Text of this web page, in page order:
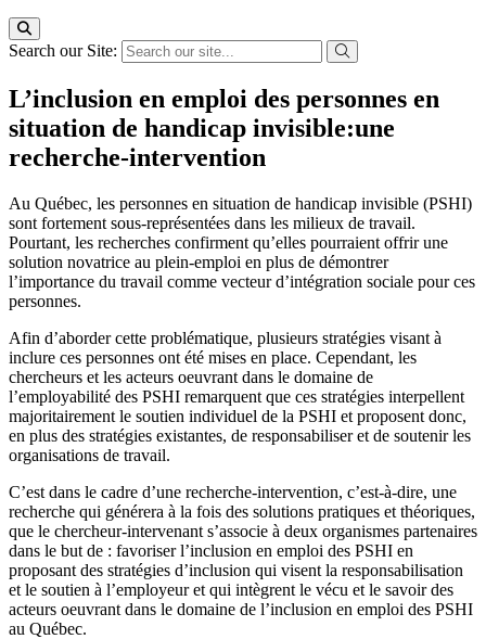
Search our Site:
L’inclusion en emploi des personnes en
situation de handicap invisible:une
recherche-intervention
Au Québec, les personnes en situation de handicap invisible (PSHI)
sont fortement sous-représentées dans les milieux de travail.
Pourtant, les recherches confirment qu’elles pourraient offrir une
solution novatrice au plein-emploi en plus de démontrer
l’importance du travail comme vecteur d’intégration sociale pour ces
personnes.
Afin d’aborder cette problématique, plusieurs stratégies visant à
inclure ces personnes ont été mises en place. Cependant, les
chercheurs et les acteurs oeuvrant dans le domaine de
l’employabilité des PSHI remarquent que ces stratégies interpellent
majoritairement le soutien individuel de la PSHI et proposent donc,
en plus des stratégies existantes, de responsabiliser et de soutenir les
organisations de travail.
C’est dans le cadre d’une recherche-intervention, c’est-à-dire, une
recherche qui générera à la fois des solutions pratiques et théoriques,
que le chercheur-intervenant s’associe à deux organismes partenaires
dans le but de : favoriser l’inclusion en emploi des PSHI en
proposant des stratégies d’inclusion qui visent la responsabilisation
et le soutien à l’employeur et qui intègrent le vécu et le savoir des
acteurs oeuvrant dans le domaine de l’inclusion en emploi des PSHI
au Québec.